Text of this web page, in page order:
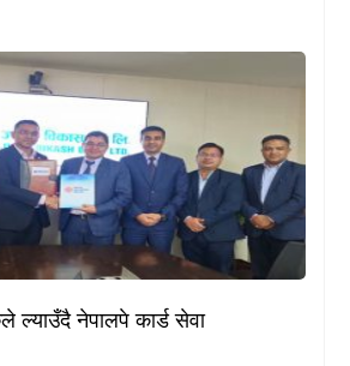
ल्याउँदै नेपालपे कार्ड सेवा